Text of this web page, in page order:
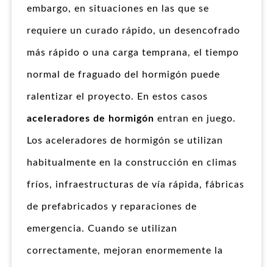
embargo, en situaciones en las que se
requiere un curado rápido, un desencofrado
más rápido o una carga temprana, el tiempo
normal de fraguado del hormigón puede
ralentizar el proyecto. En estos casos
aceleradores de hormigón entran en juego.
Los aceleradores de hormigón se utilizan
habitualmente en la construcción en climas
fríos, infraestructuras de vía rápida, fábricas
de prefabricados y reparaciones de
emergencia. Cuando se utilizan
correctamente, mejoran enormemente la